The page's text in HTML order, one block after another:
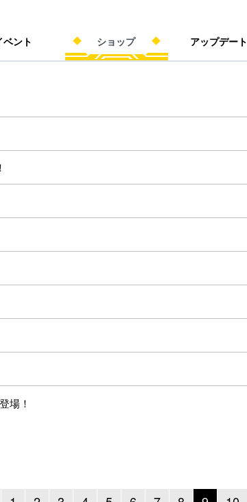
ベント ショップ アップデート
場！